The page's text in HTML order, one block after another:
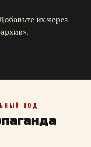
их через
КОД